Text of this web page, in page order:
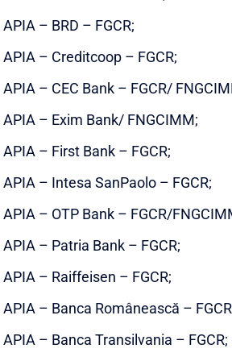
APIA – BRD – FGCR;
APIA – Creditcoop – FGCR;
APIA – CEC Bank – FGCR/
APIA – Exim Bank/ FNGCIMM;
APIA – First Bank – FGCR;
APIA – Intesa SanPaolo – FGCR;
APIA – OTP Bank – FGCR/
APIA – Patria Bank – FGCR;
APIA – Raiffeisen – FGCR;
APIA – Banca Românească –
APIA – Banca Transilvania – FGCR;